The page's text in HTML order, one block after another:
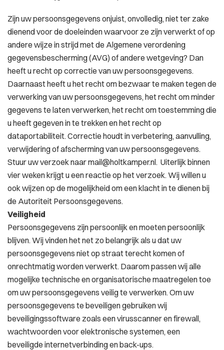
Zijn uw persoonsgegevens onjuist, onvolledig, niet ter zake
dienend voor de doeleinden waarvoor ze zijn verwerkt of op
andere wijze in strijd met de Algemene verordening
gegevensbescherming (AVG) of andere wetgeving? Dan
heeft u recht op correctie van uw persoonsgegevens.
Daarnaast heeft u het recht om bezwaar te maken tegen de
verwerking van uw persoonsgegevens, het recht om minder
gegevens te laten verwerken, het recht om toestemming die
u heeft gegeven in te trekken en het recht op
dataportabiliteit. Correctie houdt in verbetering, aanvulling,
verwijdering of afscherming van uw persoonsgegevens.
Stuur uw verzoek naar mail@holtkamper.nl. Uiterlijk binnen
vier weken krijgt u een reactie op het verzoek. Wij willen u
ook wijzen op de mogelijkheid om een klacht in te dienen bij
de Autoriteit Persoonsgegevens.
Veiligheid
Persoonsgegevens zijn persoonlijk en moeten persoonlijk
blijven. Wij vinden het net zo belangrijk als u dat uw
persoonsgegevens niet op straat terecht komen of
onrechtmatig worden verwerkt. Daarom passen wij alle
mogelijke technische en organisatorische maatregelen toe
om uw persoonsgegevens veilig te verwerken. Om uw
persoonsgegevens te beveiligen gebruiken wij
beveiligingssoftware zoals een virusscanner en firewall,
wachtwoorden voor elektronische systemen, een
beveiligde internetverbinding en back-ups.